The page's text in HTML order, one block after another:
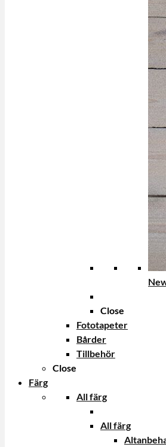
Close
Fototapeter
Bårder
Tillbehör
Close
Färg
All färg
All färg